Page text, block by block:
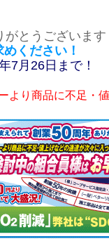
とうございます
ください！
7月26日まで！
に不足・値上げな